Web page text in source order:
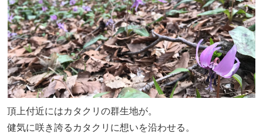
頂上付近にはカタクリの群生地が。
健気に咲き誇るカタクリに想いを沿わせる。